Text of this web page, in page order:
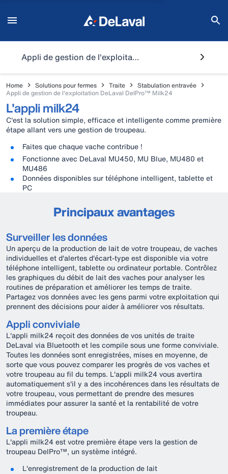
Appli de gestion de l'exploitation DeLaval DelPro™
Home Solutions pour fermes Traite
Stabulation entravée
Appli de gestion de l'exploitation DeLaval DelPro™ Milk24
L'appli milk24
C'est la solution simple, efficace et intelligente comme première
étape allant vers une gestion de troupeau.
Faites que chaque vache contribue !
Fonctionne avec DeLaval MU450, MU Blue, MU480 et
MU486
Données disponibles sur téléphone intelligent, tablette et
PC
Principaux avantages
Surveiller les données
Un aperçu de la production de lait de votre troupeau, de vaches
individuelles et d'alertes d'écart-type est disponible via votre
téléphone intelligent, tablette ou ordinateur portable. Contrôlez
les graphiques du débit de lait des vaches pour analyser les
routines de préparation et améliorer les temps de traite.
Partagez vos données avec les gens parmi votre exploitation qui
prennent des décisions pour aider à améliorer vos résultats.
Appli conviviale
L'appli milk24 reçoit des données de vos unités de traite
DeLaval via Bluetooth et les compile sous une forme conviviale.
Toutes les données sont enregistrées, mises en moyenne, de
sorte que vous pouvez comparer les progrès de vos vaches et
votre troupeau au fil du temps. L'appli milk24 vous avertira
automatiquement s'il y a des incohérences dans les résultats de
votre troupeau, vous permettant de prendre des mesures
immédiates pour assurer la santé et la rentabilité de votre
troupeau.
La première étape
L'appli milk24 est votre première étape vers la gestion de
troupeau DelPro™, un système intégré.
L'enregistrement de la production de lait